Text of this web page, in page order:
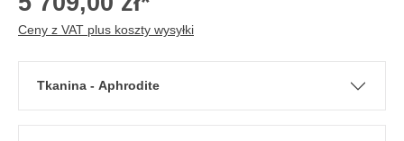
Ceny z VAT plus koszty wysyłki
Tkanina - Aphrodite